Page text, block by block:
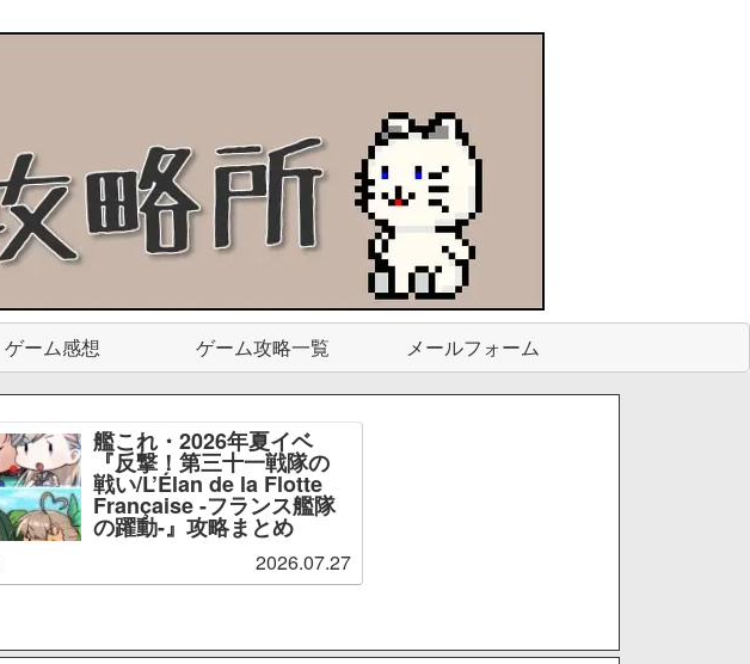
ゲーム感想 ゲーム攻略一覧 メールフォーム
艦これ・2026年夏イベ
『反撃！第三十一戦隊の
戦い/L’Élan de la Flotte
Française -フランス艦隊
の躍動-』攻略まとめ
2026.07.27